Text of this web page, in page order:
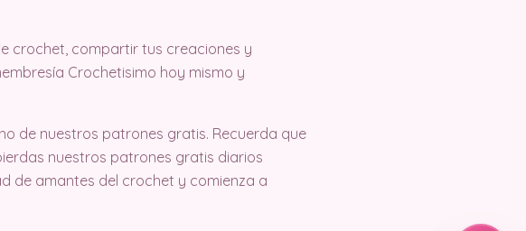
crochet, compartir tus creaciones y
Crochetisimo hoy mismo y
de nuestros patrones gratis. Recuerda que
nuestros patrones gratis diarios
de amantes del crochet y comienza a